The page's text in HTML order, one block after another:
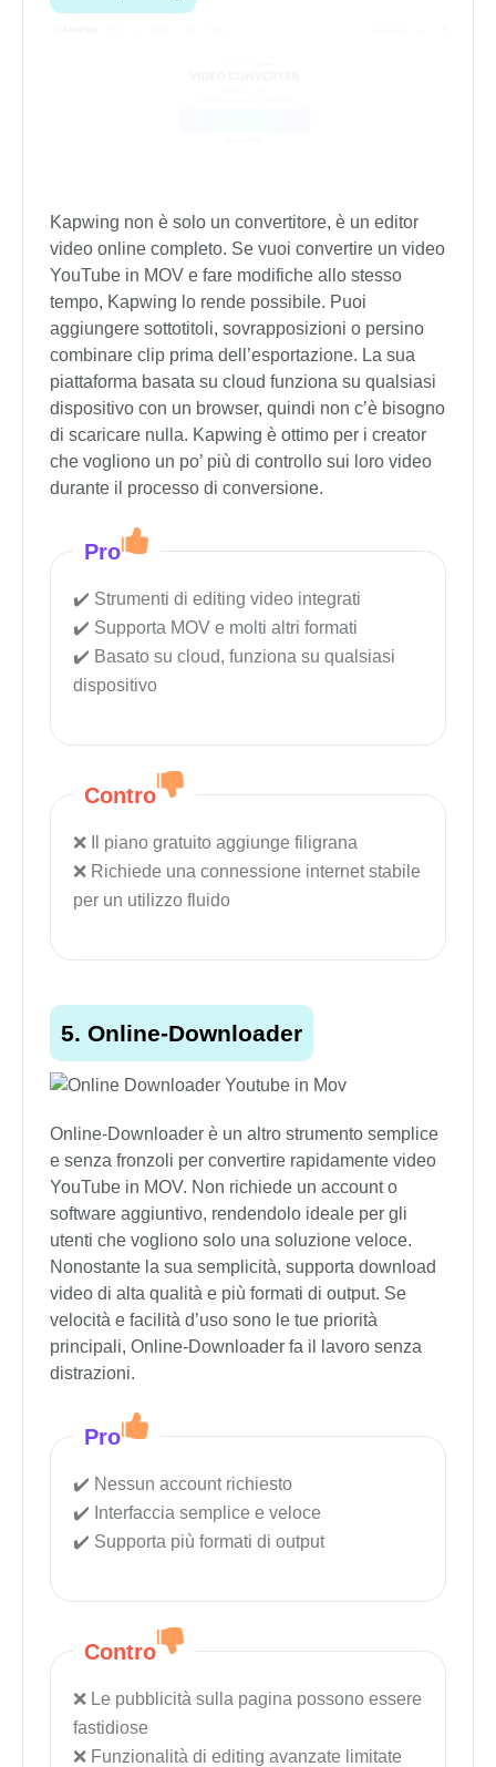
Kapwing non è solo un convertitore, è un editor
video online completo. Se vuoi convertire un video
YouTube in MOV e fare modifiche allo stesso
tempo, Kapwing lo rende possibile. Puoi
aggiungere sottotitoli, sovrapposizioni o persino
combinare clip prima dell’esportazione. La sua
piattaforma basata su cloud funziona su qualsiasi
dispositivo con un browser, quindi non c’è bisogno
di scaricare nulla. Kapwing è ottimo per i creator
che vogliono un po’ più di controllo sui loro video
durante il processo di conversione.
Pro
Strumenti di editing video integrati
Supporta MOV e molti altri formati
Basato su cloud, funziona su qualsiasi
dispositivo
Contro
Il piano gratuito aggiunge filigrana
Richiede una connessione internet stabile
per un utilizzo fluido
5. Online-Downloader
Online-Downloader è un altro strumento semplice
e senza fronzoli per convertire rapidamente video
YouTube in MOV. Non richiede un account o
software aggiuntivo, rendendolo ideale per gli
Nonostante la sua semplicità, supporta download
video di alta qualità e più formati di output. Se
principali, Online-Downloader fa il lavoro senza
distrazioni.
Nessun account richiesto
Interfaccia semplice e veloce
Supporta più formati di output